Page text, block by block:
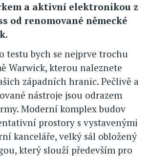
a aktivní elektronikou z
od renomované německé
testu bych se nejprve trochu
Warwick, kterou naleznete
západních hranic. Pečlivě a
nástroje jsou odrazem
Moderní komplex budov
prostory s vystavenými
kanceláře, velký sál obložený
který slouží především pro